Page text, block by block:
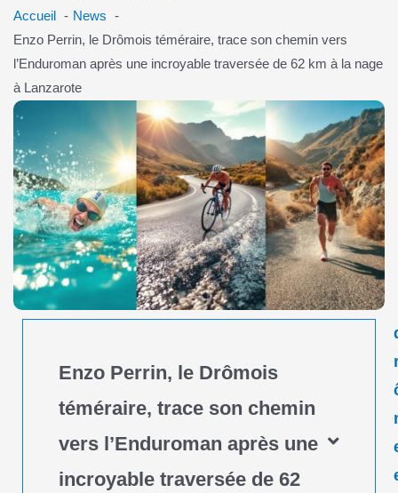
Accueil
News
Enzo Perrin, le Drômois téméraire, trace son chemin vers
l’Enduroman après une incroyable traversée de 62 km à la nage
à Lanzarote
Enzo Perrin, le Drômois
téméraire, trace son chemin
vers l’Enduroman après une
incroyable traversée de 62